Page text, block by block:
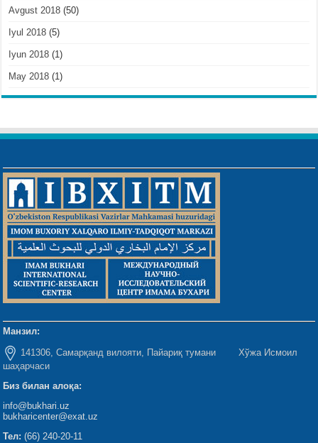
Avgust 2018 (50)
Iyul 2018 (5)
Iyun 2018 (1)
May 2018 (1)
Манзил:
141306, Самарқанд вилояти, Пайариқ тумани Хўжа Исмоил
шаҳарчаси
Биз билан алоқа:
info@bukhari.uz
bukharicenter@exat.uz
Тел: (66) 240-20-11